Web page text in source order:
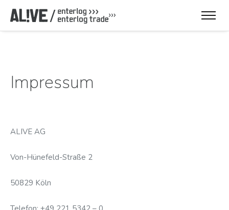
Impressum
ALIVE AG
Von-Hünefeld-Straße 2
50829 Köln